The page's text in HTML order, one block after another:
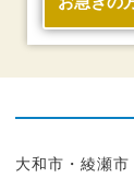
大和市・綾瀬